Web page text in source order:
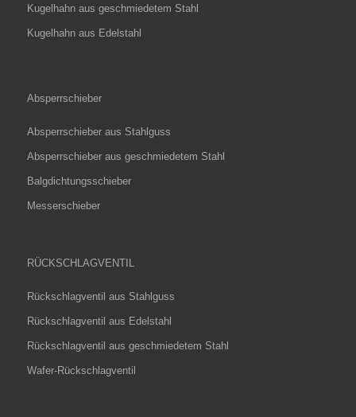
Kugelhahn aus geschmiedetem Stahl
Kugelhahn aus Edelstahl
Absperrschieber
Absperrschieber aus Stahlguss
Absperrschieber aus geschmiedetem Stahl
Balgdichtungsschieber
Messerschieber
RÜCKSCHLAGVENTIL
Rückschlagventil aus Stahlguss
Rückschlagventil aus Edelstahl
Rückschlagventil aus geschmiedetem Stahl
Wafer-Rückschlagventil